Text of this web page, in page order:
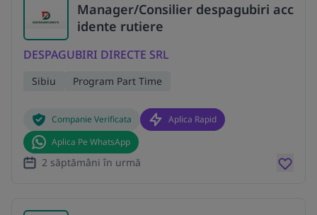
Manager/Consilier despagubiri acc
idente rutiere
DESPAGUBIRI DIRECTE SRL
Sibiu Program Part Time
Companie Verificata
Aplica Rapid
Aplica Pe WhatsApp
2 săptămâni în urmă